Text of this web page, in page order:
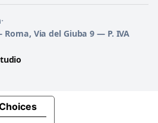
·
Via del Giuba 9 — P. IVA